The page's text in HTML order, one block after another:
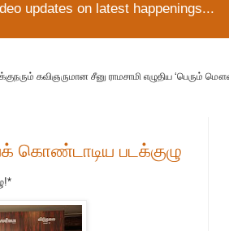
updates on latest happenings...
கவிஞருமான சீனு ராமசாமி எழுதிய ‘பெரும்
கொண்டாடிய படக்குழு